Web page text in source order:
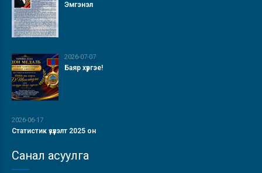
Эмгэнэл
2026-07-07
Баяр хүргэе!
2026-06-17
Статистик үзүүлэлт 2025 он
Санал асуулга